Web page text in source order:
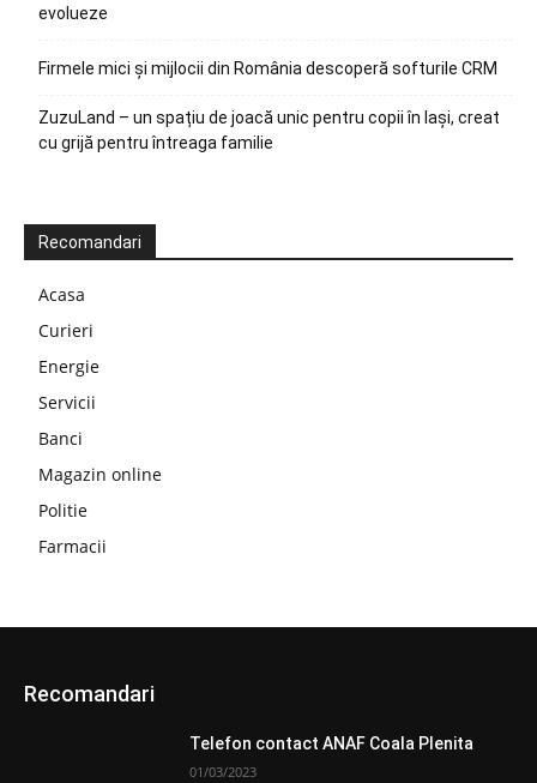
evolueze
Firmele mici și mijlocii din România descoperă softurile CRM
ZuzuLand – un spațiu de joacă unic pentru copii în Iași, creat
cu grijă pentru întreaga familie
Recomandari
Acasa
Curieri
Energie
Servicii
Banci
Magazin online
Politie
Farmacii
Recomandari
Telefon contact ANAF Coala Plenita
01/03/2023